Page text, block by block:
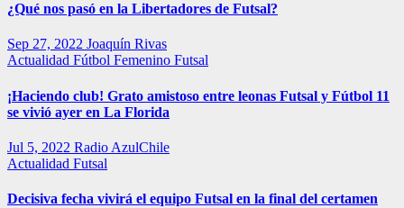
¿Qué nos pasó en la Libertadores de Futsal?
Sep 27, 2022 Joaquín Rivas
Actualidad Fútbol Femenino Futsal
¡Haciendo club! Grato amistoso entre leonas Futsal y Fútbol 11
se vivió ayer en La Florida
Jul 5, 2022 Radio AzulChile
Actualidad Futsal
Decisiva fecha vivirá el equipo Futsal en la final del certamen